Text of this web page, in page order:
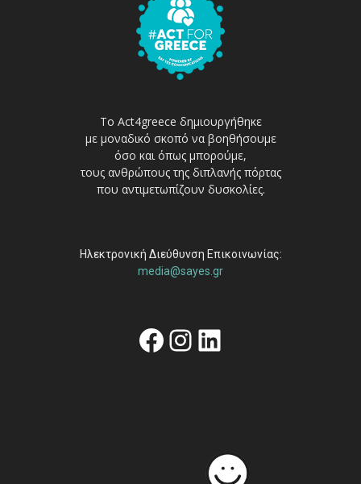
Το Act4greece δημιουργήθηκε
με μοναδικό σκοπό να βοηθήσουμε
όσο και όπως μπορούμε,
τους ανθρώπους της διπλανής πόρτας
που αντιμετωπίζουν δυσκολίες.
Ηλεκτρονική Διεύθυνση Επικοινωνίας:
media@sayes.gr
Facebook
Instagram
Linkedin